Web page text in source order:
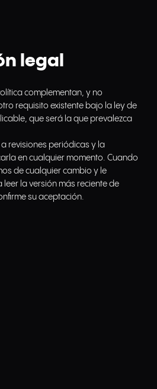
legal
complementan, y no
requisito existente bajo la ley de
que será la que prevalezca
a revisiones periódicas y la
en cualquier momento. Cuando
de cualquier cambio y le
leer la versión más reciente de
su aceptación.